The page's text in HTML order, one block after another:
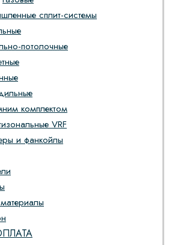
сплит-системы
потолочные
комплектом
VRF
и фанкойлы